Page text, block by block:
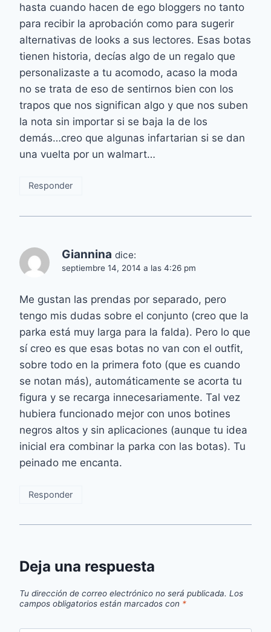
hasta cuando hacen de ego bloggers no tanto
para recibir la aprobación como para sugerir
alternativas de looks a sus lectores. Esas botas
tienen historia, decías algo de un regalo que
personalizaste a tu acomodo, acaso la moda
no se trata de eso de sentirnos bien con los
trapos que nos significan algo y que nos suben
la nota sin importar si se baja la de los
demás…creo que algunas infartarian si se dan
una vuelta por un walmart…
Responder
Giannina dice:
septiembre 14, 2014 a las 4:26 pm
Me gustan las prendas por separado, pero
tengo mis dudas sobre el conjunto (creo que la
parka está muy larga para la falda). Pero lo que
sí creo es que esas botas no van con el outfit,
sobre todo en la primera foto (que es cuando
se notan más), automáticamente se acorta tu
figura y se recarga innecesariamente. Tal vez
hubiera funcionado mejor con unos botines
negros altos y sin aplicaciones (aunque tu idea
inicial era combinar la parka con las botas). Tu
peinado me encanta.
Responder
Deja una respuesta
Tu dirección de correo electrónico no será publicada. Los
campos obligatorios están marcados con *